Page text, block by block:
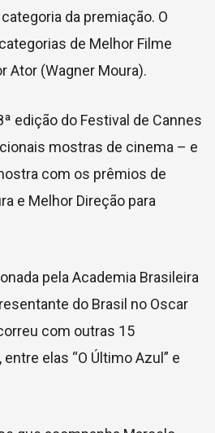
da premiação. O
de Melhor Filme
Ator (Wagner Moura).
edição do Festival de Cannes
mostras de cinema – e
com os prêmios de
e Melhor Direção para
pela Academia Brasileira
do Brasil no Oscar
com outras 15
elas “O Último Azul” e